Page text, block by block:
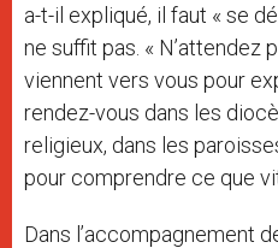
a-t-il expliqué, il faut « se
ne suffit pas. « N’attendez
viennent vers vous pour
rendez-vous dans les
religieux, dans les
pour comprendre ce que
Dans l’accompagnement